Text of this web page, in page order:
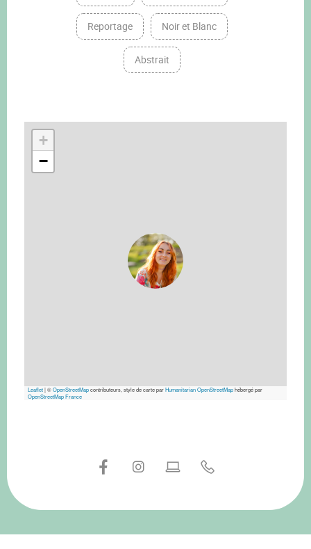
Reportage Noir et Blanc
Abstrait
+
−
Leaflet|©OpenStreetMapcontributeurs, style de carte parHumanitarian OpenStreetMaphébergé par
OpenStreetMap France